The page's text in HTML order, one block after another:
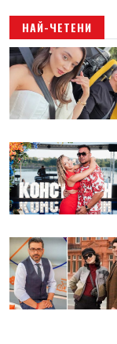
Email
Коментар*
НАЙ-ЧЕТЕНИ